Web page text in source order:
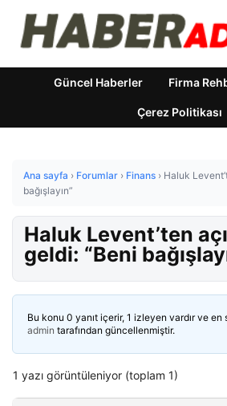
Güncel Haberler Firma
Çerez Politikası
Ana sayfa › Forumlar › Finans › Haluk
bağışlayın”
Haluk Levent’ten
geldi: “Beni
Bu konu 0 yanıt içerir, 1 izleyen vardır ve en
admin tarafından güncellenmiştir.
1 yazı görüntüleniyor (toplam 1)